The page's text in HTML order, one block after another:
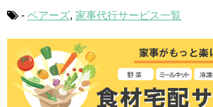
- ベアーズ, 家事代行サービス一覧